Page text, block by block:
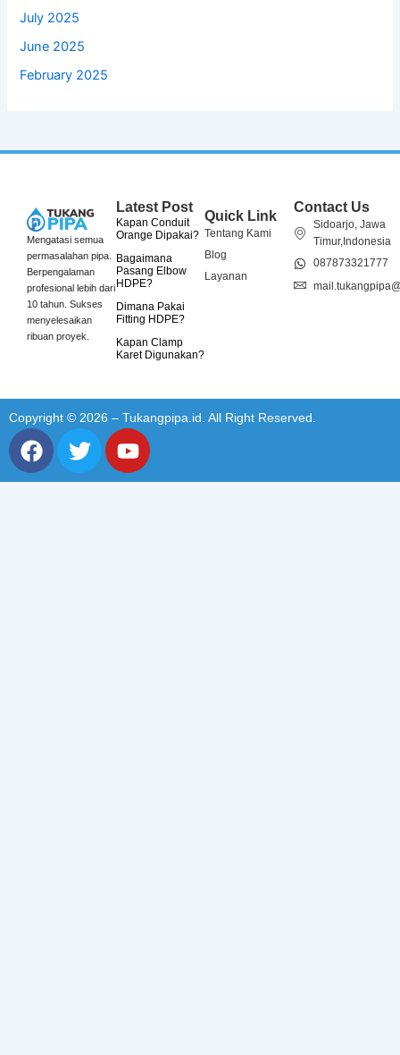
July 2025
June 2025
February 2025
Mengatasi semua
permasalahan pipa.
Berpengalaman
profesional lebih dari
10 tahun. Sukses
menyelesaikan
ribuan proyek.
Latest Post
Kapan Conduit
Orange Dipakai?
Bagaimana
Pasang Elbow
HDPE?
Dimana Pakai
Fitting HDPE?
Kapan Clamp
Karet Digunakan?
Quick Link
Tentang Kami
Blog
Layanan
Contact Us
Sidoarjo, Jawa
Timur,Indonesia
087873321777
Copyright © 2026 – Tukangpipa.id. All Right Reserved.
F
a
c
T
w
i
Y
o
u